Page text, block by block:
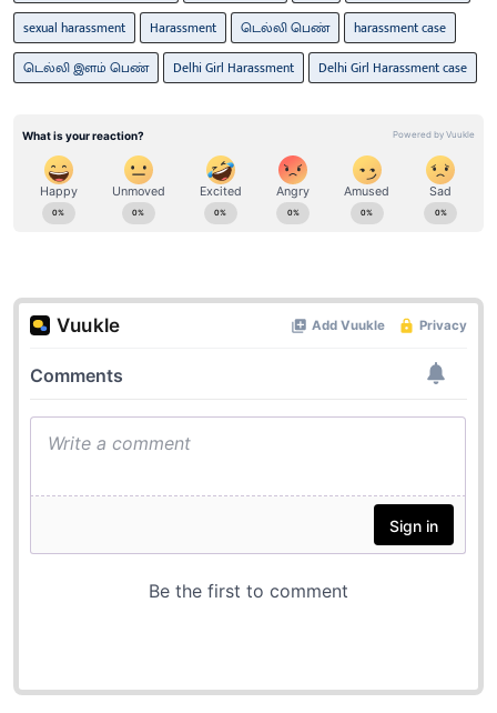
sexual harassment
Harassment டெல்லி பெண்
harassment case
டெல்லி இளம் பெண்
Delhi Girl Harassment Delhi Girl Harassment case